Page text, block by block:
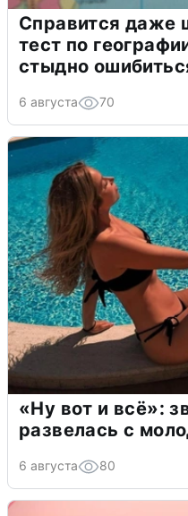
Справится даже
тест по
стыдно
6 августа 70
«Ну вот и всё»:
развелась с
6 августа 80